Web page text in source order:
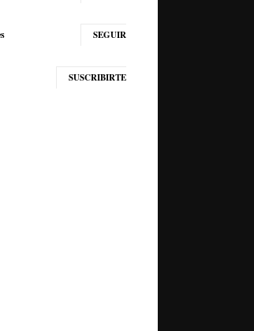
SEGUIR
SUSCRIBIRTE